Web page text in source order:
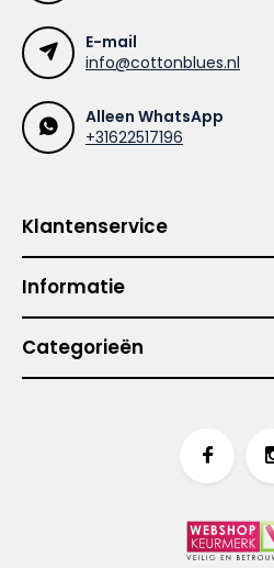
E-mail
info@cottonblues.nl
Alleen WhatsApp
+31622517196
Klantenservice
Informatie
Categorieën